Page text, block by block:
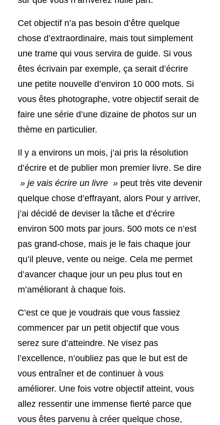
Cet objectif n’a pas besoin d’être quelque
chose d’extraordinaire, mais tout simplement
une trame qui vous servira de guide. Si vous
êtes écrivain par exemple, ça serait d’écrire
une petite nouvelle d’environ 10 000 mots. Si
vous êtes photographe, votre objectif serait de
faire une série d’une dizaine de photos sur un
thème en particulier.
Il y a environs un mois, j’ai pris la résolution
d’écrire et de publier mon premier livre. Se dire
» je vais écrire un livre » peut très vite devenir
quelque chose d’effrayant, alors Pour y arriver,
j’ai décidé de deviser la tâche et d’écrire
environ 500 mots par jours. 500 mots ce n’est
pas grand-chose, mais je le fais chaque jour
qu’il pleuve, vente ou neige. Cela me permet
d’avancer chaque jour un peu plus tout en
m’améliorant à chaque fois.
C’est ce que je voudrais que vous fassiez
commencer par un petit objectif que vous
serez sure d’atteindre. Ne visez pas
l’excellence, n’oubliez pas que le but est de
vous entraîner et de continuer à vous
améliorer. Une fois votre objectif atteint, vous
allez ressentir une immense fierté parce que
vous êtes parvenu à créer quelque chose,